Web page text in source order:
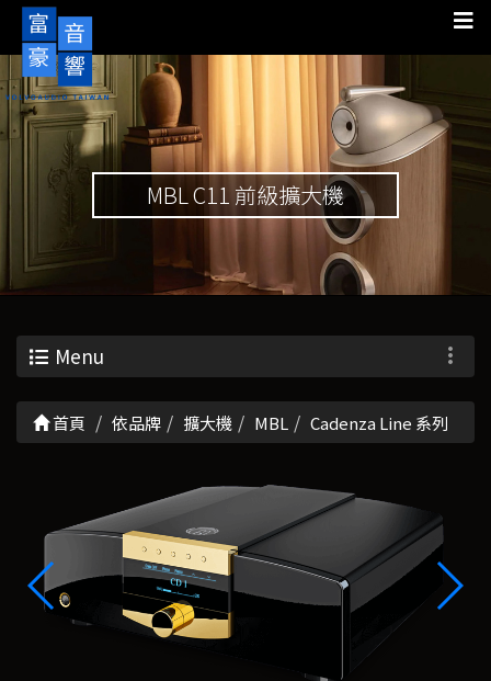
MBL C11 前級擴大機
Menu
首頁 依品牌 擴大機 MBL Cadenza Line 系列